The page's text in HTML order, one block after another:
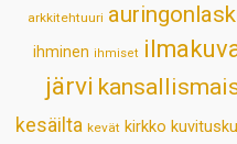
p
k
arkkitehtuuri
ihminen ihmiset
järvi
kesäilta kevät kirkko